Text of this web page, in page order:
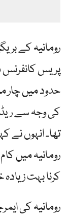
رومانیہ کے
پریس کانفرنس
حدود میں چار
کی وجہ سے
تھا۔ انہوں نے
رومانیہ میں
کرنا بہت
رومانیہ کی